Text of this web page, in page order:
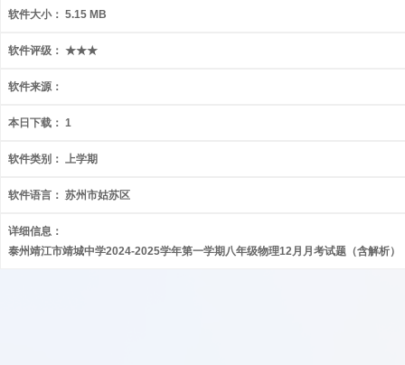
软件大小： 5.15 MB
软件评级： ★★★
软件来源：
本日下载： 1
软件类别： 上学期
软件语言： 苏州市姑苏区
详细信息：
泰州靖江市靖城中学2024-2025学年第一学期八年级物理12月月考试题（含解析）